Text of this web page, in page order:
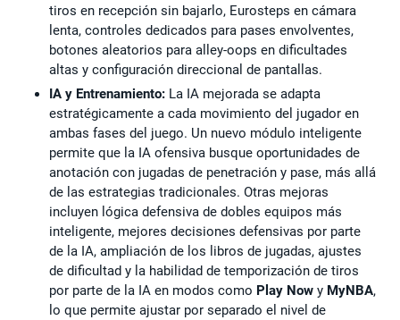
tiros en recepción sin bajarlo, Eurosteps en cámara
lenta, controles dedicados para pases envolventes,
botones aleatorios para alley-oops en dificultades
altas y configuración direccional de pantallas.
IA y Entrenamiento: La IA mejorada se adapta
estratégicamente a cada movimiento del jugador en
ambas fases del juego. Un nuevo módulo inteligente
permite que la IA ofensiva busque oportunidades de
anotación con jugadas de penetración y pase, más allá
de las estrategias tradicionales. Otras mejoras
incluyen lógica defensiva de dobles equipos más
inteligente, mejores decisiones defensivas por parte
de la IA, ampliación de los libros de jugadas, ajustes
de dificultad y la habilidad de temporización de tiros
por parte de la IA en modos como Play Now y MyNBA,
lo que permite ajustar por separado el nivel de